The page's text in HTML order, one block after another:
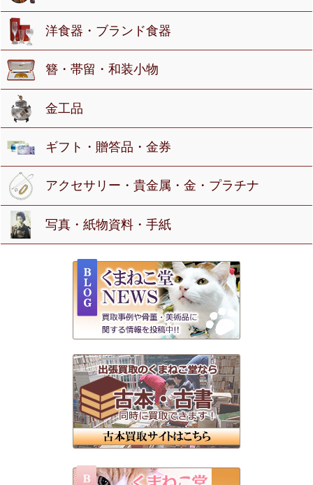
洋食器・ブランド食器
簪・帯留・和装小物
金工品
ギフト・贈答品・金券
アクセサリー・貴金属・金・プラチナ
写真・紙物資料・手紙